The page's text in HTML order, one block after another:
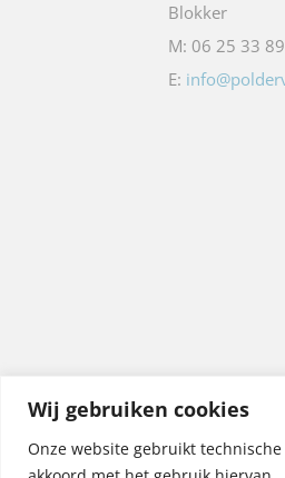
Wij gebruiken cookies
Onze website gebruikt
Blokker
M: 06 25 33
E: